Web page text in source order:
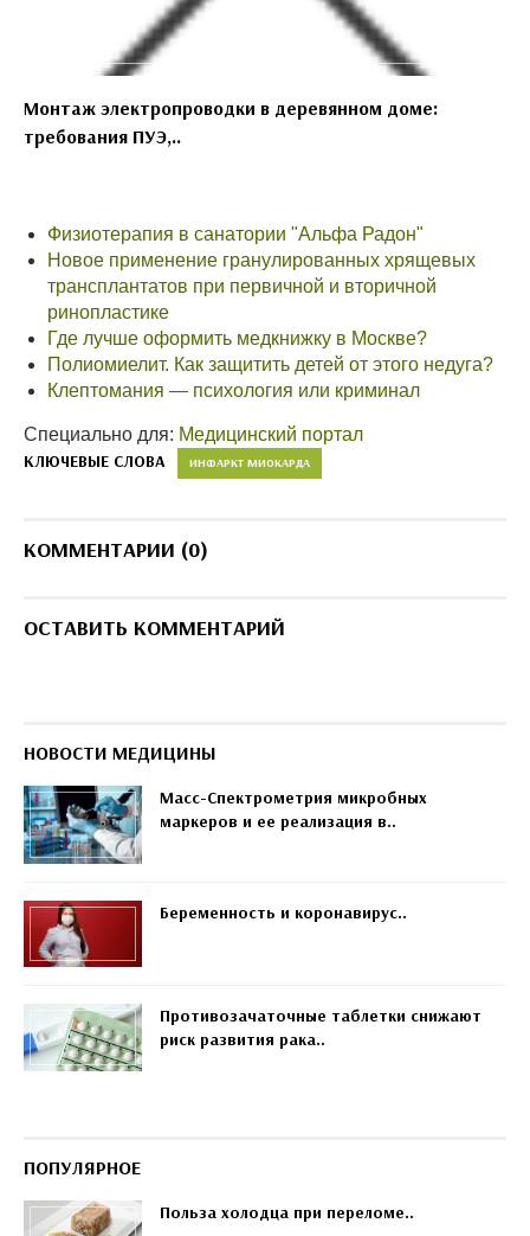
Монтаж электропроводки в деревянном доме:
требования ПУЭ,..
Физиотерапия в санатории "Альфа Радон"
Новое применение гранулированных хрящевых
трансплантатов при первичной и вторичной
ринопластике
Где лучше оформить медкнижку в Москве?
Полиомиелит. Как защитить детей от этого недуга?
Клептомания — психология или криминал
Специально для: Медицинский портал
КЛЮЧЕВЫЕ СЛОВА ИНФАРКТ МИОКАРДА
КОММЕНТАРИИ (0)
ОСТАВИТЬ КОММЕНТАРИЙ
НОВОСТИ МЕДИЦИНЫ
Масс-Спектрометрия микробных
маркеров и ее реализация в..
Беременность и коронавирус..
Противозачаточные таблетки снижают
риск развития рака..
ПОПУЛЯРНОЕ
Польза холодца при переломе..